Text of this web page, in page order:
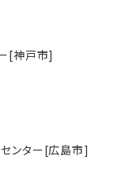
[神戸市]
ンター[広島市]